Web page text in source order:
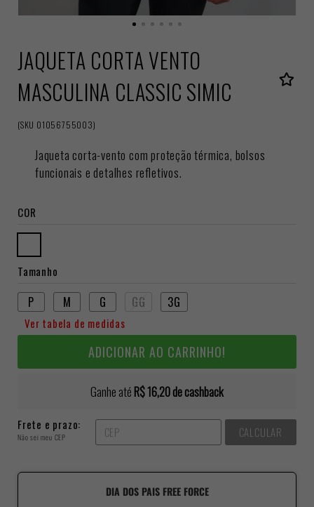
JAQUETA CORTA VENTO
MASCULINA CLASSIC SIMIC
(SKU 01056755003)
Jaqueta corta-vento com proteção térmica, bolsos
funcionais e detalhes refletivos.
COR
Tamanho
P M G GG 3G
Ver tabela de medidas
ADICIONAR AO CARRINHO!
Ganhe até R$ 16,20de cashback
Frete e prazo:
Não sei meu CEP CALCULAR
DIA DOS PAIS FREE FORCE